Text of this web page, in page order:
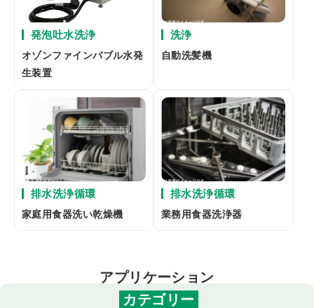
発泡吐水洗浄
オゾンファインバブル水発
生装置
洗浄
自動洗髪機
排水洗浄循環
家庭用食器洗い乾燥機
排水洗浄循環
業務用食器洗浄器
アプリケーション
カテゴリー